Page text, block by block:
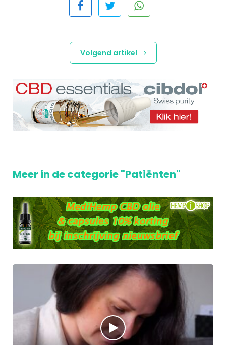
Volgend artikel
Meer in de categorie "Patiënten"